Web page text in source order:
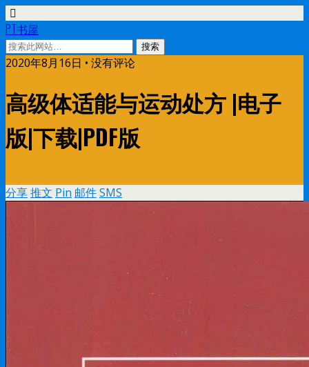
PT书屋
2020年8月16日 • 没有评论
高级体适能与运动处方 |电子
版|下载|PDF版
分享推文 Pin 邮件SMS